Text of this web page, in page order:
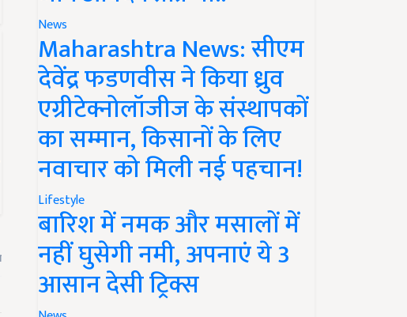
News
Maharashtra News: सीएम
देवेंद्र फडणवीस ने किया ध्रुव
एग्रीटेक्नोलॉजीज के संस्थापकों
का सम्मान, किसानों के लिए
नवाचार को मिली नई पहचान!
Lifestyle
बारिश में नमक और मसालों में
नहीं घुसेगी नमी, अपनाएं ये 3
आसान देसी ट्रिक्स